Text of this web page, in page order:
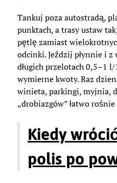
Tankuj poza autostradą,
punktach, a trasy ustaw
pętlę zamiast
odcinki. Jeździj płynnie i z
długich przelotach 0,5–1
wymierne kwoty. Raz
winieta, parkingi, myjnia,
„drobiazgów” łatwo
Kiedy
polis po